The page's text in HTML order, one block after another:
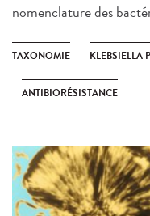
nomenclature des
TAXONOMIE KLEBSIELLA
ANTIBIORÉSISTANCE